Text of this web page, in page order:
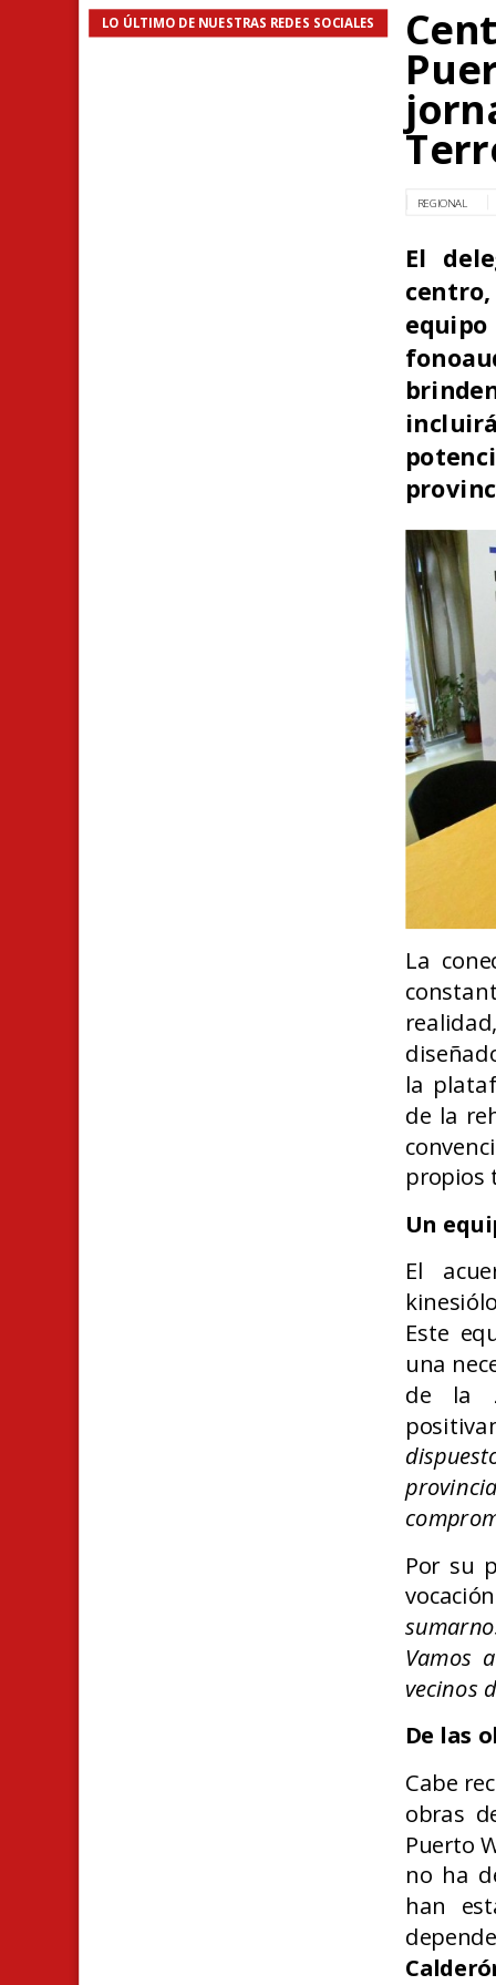
LO ÚLTIMO DE NUESTRAS REDES SOCIALES
REGIONAL
El
La
la
de la
propios
Un
El
Este
una
de la
Por su
Vamos
vecinos
De las
Cabe
obras
Puerto
no ha
han